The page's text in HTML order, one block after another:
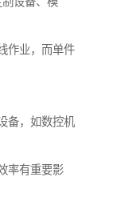
作业，而单件
备，如数控机
率有重要影